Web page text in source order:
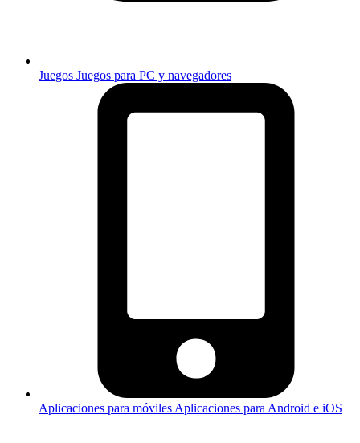
Juegos Juegos para PC y navegadores
Aplicaciones para móviles Aplicaciones para Android e iOS